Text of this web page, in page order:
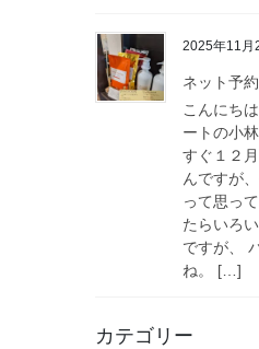
2025年11月
ネット予
こんにち
ートの小
すぐ１２
んですが
って思っ
たらいろ
ですが、
ね。 […]
カテゴリー